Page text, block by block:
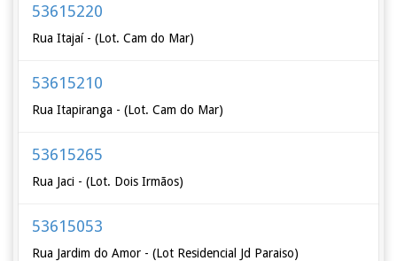
53615220
Rua Itajaí - (Lot. Cam do Mar)
53615210
Rua Itapiranga - (Lot. Cam do Mar)
53615265
Rua Jaci - (Lot. Dois Irmãos)
53615053
Rua Jardim do Amor - (Lot Residencial Jd Paraiso)